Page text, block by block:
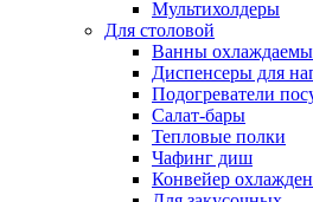
Мультихолдеры
Для столовой
Ванны
Диспенсеры для
Подогреватели
Салат-бары
Тепловые полки
Чафинг диш
Конвейер